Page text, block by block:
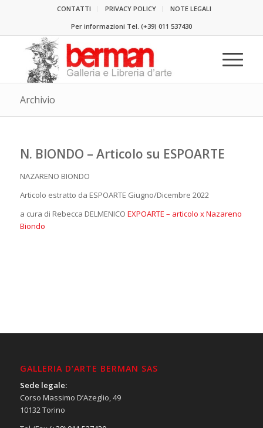
CONTATTI PRIVACY POLICY
NOTE LEGALI
Per informazioni Tel. (+39) 011 537430
Archivio
N. BIONDO – Articolo su ESPOARTE
NAZARENO BIONDO
Articolo estratto da ESPOARTE Giugno/Dicembre 2022
a cura di Rebecca DELMENICO EXPOARTE – articolo x Nazareno
Biondo
GALLERIA D’ARTE BERMAN SAS
Sede legale:
Corso Massimo D’Azeglio, 49
10132 Torino